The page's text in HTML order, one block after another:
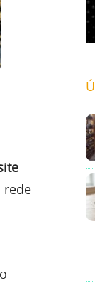
rede